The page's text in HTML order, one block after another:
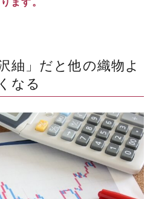
紬」だと他の織物よ
なる